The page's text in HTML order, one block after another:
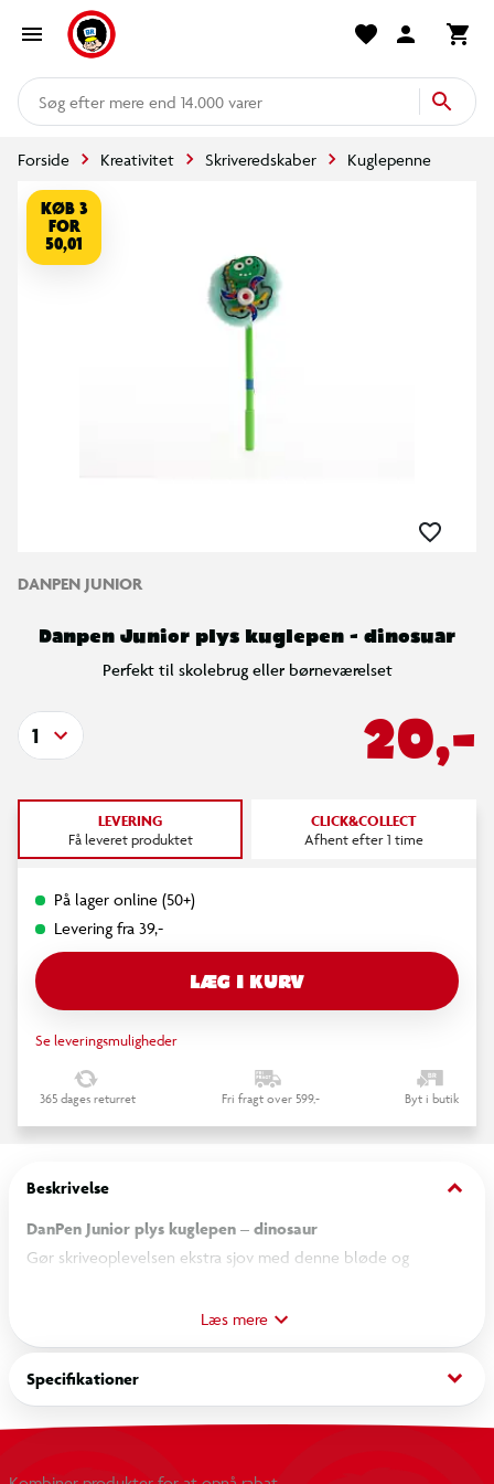
mere end 14.000 varer
Forside Kreativitet Skriveredskaber Kuglepenne
KØB 3
FOR
50,01
DANPEN JUNIOR
Danpen Junior plys kuglepen - dinosuar
Perfekt til skolebrug eller børneværelset
20,-
1
LEVERING
Få leveret produktet
CLICK&COLLECT
Afhent efter 1 time
På lager online (50+)
Levering fra 39,-
LÆG I KURV
Se leveringsmuligheder
365 dages returret Fri fragt over 599,- Byt i butik
Beskrivelse keyboard_arrow_down
DanPen Junior plys kuglepen – dinosaur
Gør skriveoplevelsen ekstra sjov med denne bløde og
Den søde dinosaur og den bløde plysdetalje gør pennen til et
sjovt og anderledes skriveredskab, som børn vil elske at have i
penalhuset.
Pennen er behagelig at skrive med og perfekt til skole, tegning
Læs mere
Specifikationer keyboard_arrow_down